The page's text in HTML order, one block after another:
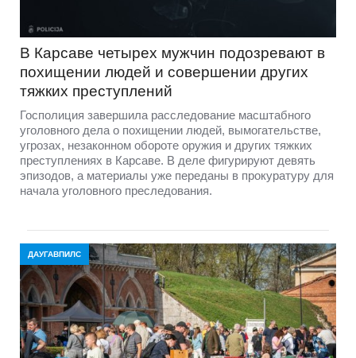
В Карсаве четырех мужчин подозревают в
похищении людей и совершении других
тяжких преступлений
Госполиция завершила расследование масштабного
уголовного дела о похищении людей, вымогательстве,
угрозах, незаконном обороте оружия и других тяжких
преступлениях в Карсаве. В деле фигурируют девять
эпизодов, а материалы уже переданы в прокуратуру для
начала уголовного преследования.
ДАУГАВПИЛС